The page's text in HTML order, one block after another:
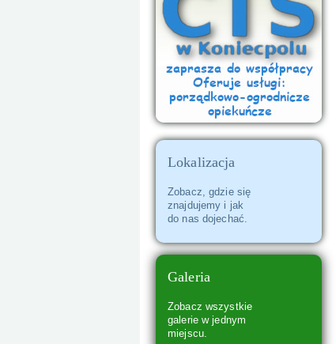
Zespół Szkół w Koniecpolu
Lokalizacja
Zobacz, gdzie się
znajdujemy i jak
do nas dojechać.
Galeria
Zobacz wszystkie
galerie w jednym
miejscu.